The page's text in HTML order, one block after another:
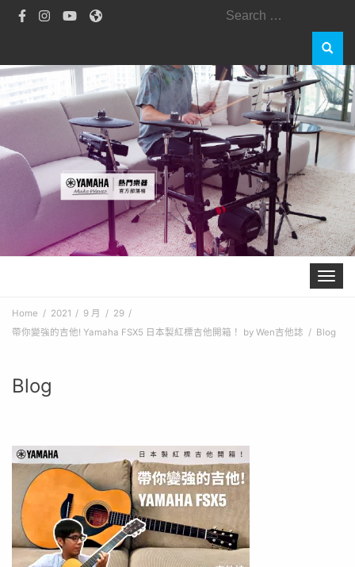
Search
Toggle
Home 2021 9 月
29
帶你變強的吉他! Yamaha FSX5 日本製紅標吉他開箱！ by Wen吉他誌
Blog
Blog